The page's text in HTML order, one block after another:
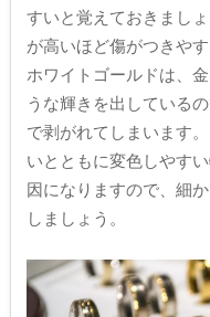
すいと覚えておきまし
が高いほど傷がつきやす
ホワイトゴールドは、
うな輝きを出している
で剥がれてしまいます
いとともに変色しやす
因になりますので、細
しましょう。